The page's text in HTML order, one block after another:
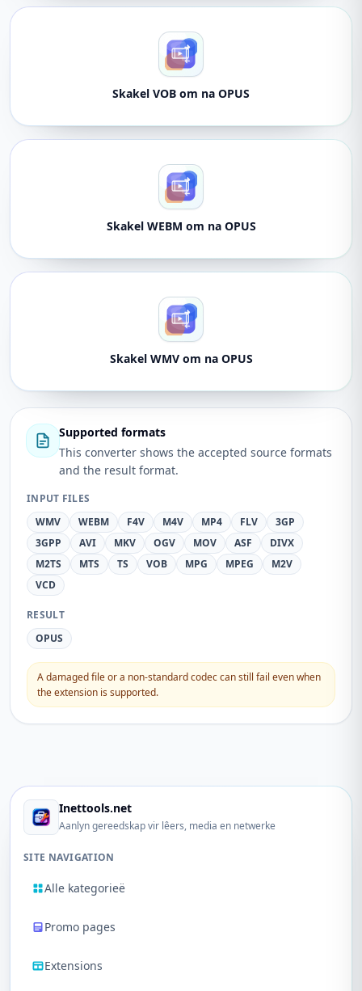
Skakel VOB om na OPUS
Skakel WEBM om na OPUS
Skakel WMV om na OPUS
Supported formats
This converter shows the accepted source formats
and the result format.
INPUT FILES
WMV
WEBM F4V M4V MP4 FLV
3GP
3GPP
AVI MKV OGV MOV ASF
DIVX
M2TS
MTS TS VOB MPG MPEG
M2V
VCD
RESULT
OPUS
A damaged file or a non-standard codec can still fail even when
the extension is supported.
Inettools.net
Aanlyn gereedskap vir lêers, media en netwerke
SITE NAVIGATION
Alle kategorieë
Promo pages
Extensions